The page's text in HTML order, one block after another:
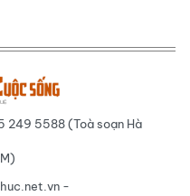
5588 (Toà soạn Hà
-